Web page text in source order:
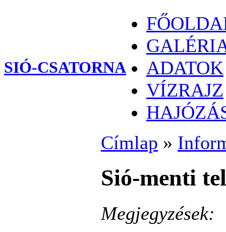
SIÓ-CSATORNA
ADATOK
VÍZRAJZ
Címlap »
Sió-menti
Megjegyzések: